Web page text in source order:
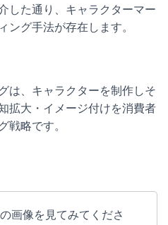
した通り、キャラクターマー
ング手法が存在します。
は、キャラクターを制作しそ
拡大・イメージ付けを消費者
戦略です。
画像を見てみてくださ